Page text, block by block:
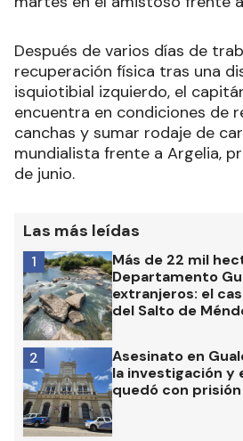
Después de varios días de
recuperación física tras una
isquiotibial izquierdo, el
encuentra en condiciones de
canchas y sumar rodaje de
mundialista frente a Argelia,
de junio.
Las más leídas
Más de 22 mil
Departamento
extranjeros: el
del Salto de
1
Asesinato en
la investigación y
quedó con
2